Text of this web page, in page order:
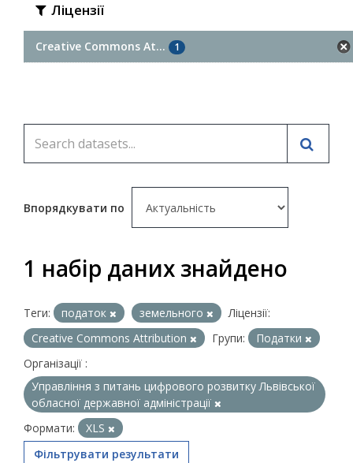
Ліцензії
Creative Commons At... 1
Впорядкувати по
1 набір даних знайдено
Теги: податок земельного
Ліцензії:
Creative Commons Attribution
Групи:
Податки
Організації :
Управління з питань цифрового розвитку Львівської
обласної державної адміністрації
Формати:
XLS
Фільтрувати результати